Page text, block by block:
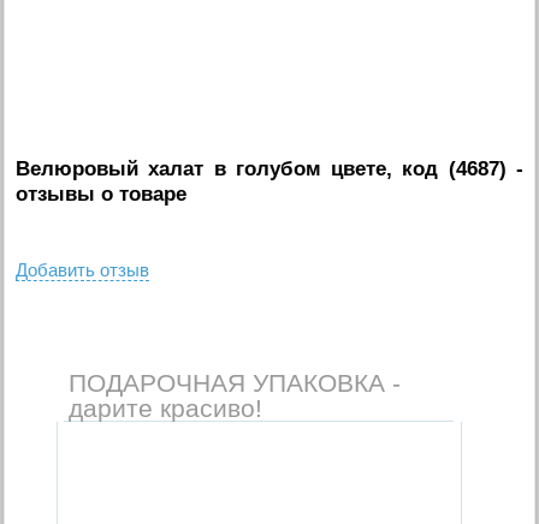
Велюровый халат в голубом цвете, код (4687) -
отзывы о товаре
Добавить отзыв
ПОДАРОЧНАЯ УПАКОВКА -
дарите красиво!